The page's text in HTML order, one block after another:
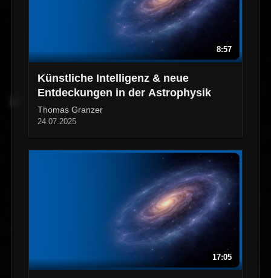
8:57
Künstliche Intelligenz & neue
Entdeckungen in der Astrophysik
Thomas Granzer
24.07.2025
17:05